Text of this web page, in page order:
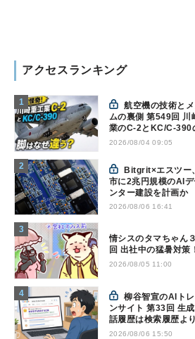
アクセスランキング
航空機の技術とメカニズ
ムの裏側 第549回 川
業のC-2とKC/C-390
なぜ違う? - 降着装置
2026/08/04 09:05
市に2兆円規模のAI
ンター建設を計画か
2026/08/06 16:41
情シスのタマちゃん
回 出社中の猛暑対策！
2026/08/05 11:00
柳谷智宣のAIトレンドイ
ンサイト 第33回 生
話履歴は検索履歴よ
キー？今のうちに情
2026/08/06 15:50